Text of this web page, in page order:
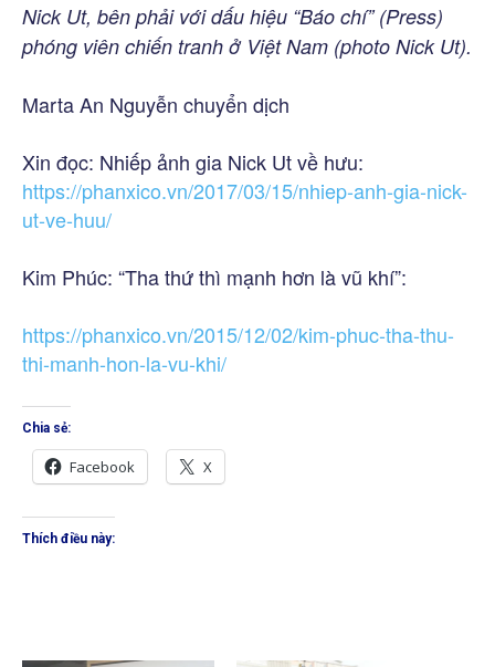
Nick Ut, bên phải với dấu hiệu “Báo chí” (Press)
phóng viên chiến tranh ở Việt Nam (photo Nick Ut).
Marta An Nguyễn chuyển dịch
Xin đọc: Nhiếp ảnh gia Nick Ut về hưu:
https://phanxico.vn/2017/03/15/nhiep-anh-gia-nick-
ut-ve-huu/
Kim Phúc: “Tha thứ thì mạnh hơn là vũ khí”:
https://phanxico.vn/2015/12/02/kim-phuc-tha-thu-
thi-manh-hon-la-vu-khi/
Chia sẻ:
Facebook X
Thích điều này: